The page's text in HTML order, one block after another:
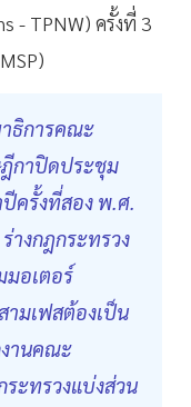
- TPNW) ครั้งที่ 3
ธิการคณะ
ฎีกาปิดประชุม
ครั้งที่สอง พ.ศ.
างกฎกระทรวง
อเตอร์
มเฟสต้องเป็น
านคณะ
ระทรวงแบ่งส่วน